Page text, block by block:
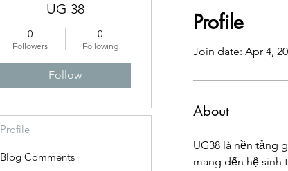
Profile
Join date: Apr 4,
About
UG38 là nền tảng
mang đến hệ sinh
UG 38
0
Followers
0
Following
Follow
Profile
Blog Comments